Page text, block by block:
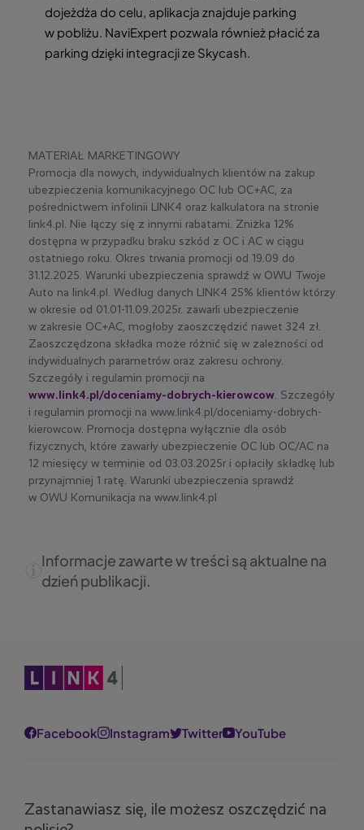
dojeżdża do celu, aplikacja znajduje parking
w pobliżu. NaviExpert pozwala również płacić za
parking dzięki integracji ze Skycash.
MATERIAŁ MARKETINGOWY
Promocja dla nowych, indywidualnych klientów na zakup
ubezpieczenia komunikacyjnego OC lub OC+AC, za
pośrednictwem infolinii LINK4 oraz kalkulatora na stronie
link4.pl. Nie łączy się z innymi rabatami. Zniżka 12%
dostępna w przypadku braku szkód z OC i AC w ciągu
ostatniego roku. Okres trwania promocji od 19.09 do
31.12.2025. Warunki ubezpieczenia sprawdź w OWU Twoje
Auto na link4.pl. Według danych LINK4 25% klientów którzy
w okresie od 01.01-11.09.2025r. zawarli ubezpieczenie
w zakresie OC+AC, mogłoby zaoszczędzić nawet 324 zł.
Zaoszczędzona składka może różnić się w zależności od
indywidualnych parametrów oraz zakresu ochrony.
Szczegóły i regulamin promocji na
www.link4.pl/doceniamy-dobrych-kierowcow. Szczegóły
i regulamin promocji na www.link4.pl/doceniamy-dobrych-
kierowcow. Promocja dostępna wyłącznie dla osób
fizycznych, które zawarły ubezpieczenie OC lub OC/AC na
12 miesięcy w terminie od 03.03.2025r i opłaciły składkę lub
przynajmniej 1 ratę. Warunki ubezpieczenia sprawdź
w OWU Komunikacja na www.link4.pl
Informacje zawarte w treści są aktualne na
dzień publikacji.
Obraz
Facebook Instagram Twitter YouTube
Zastanawiasz się, ile możesz oszczędzić na